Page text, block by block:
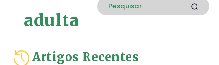
adulta
Artigos Recentes